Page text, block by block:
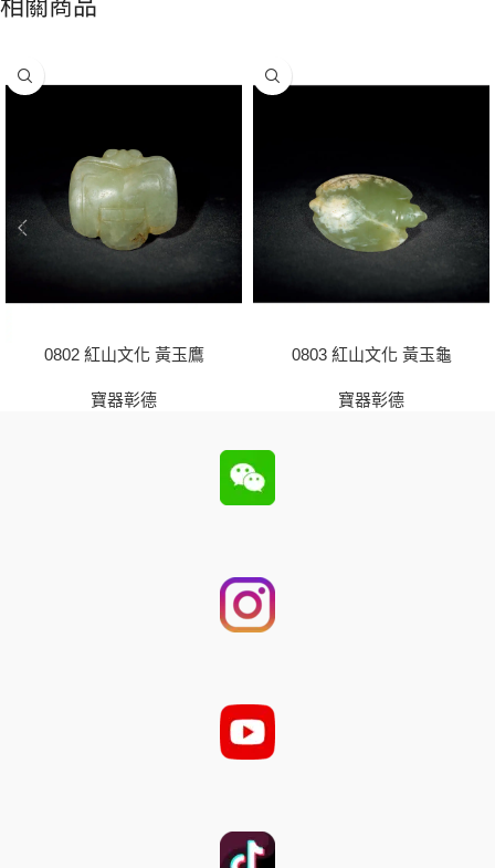
相關商品
0802 紅山文化 黃玉鷹
寶器彰德
0803 紅山文化 黃玉龜
寶器彰德